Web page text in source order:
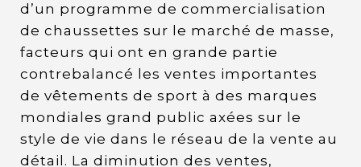
d’un programme de commercialisation
de chaussettes sur le marché de masse,
facteurs qui ont en grande partie
contrebalancé les ventes importantes
de vêtements de sport à des marques
mondiales grand public axées sur le
style de vie dans le réseau de la vente au
détail. La diminution des ventes,